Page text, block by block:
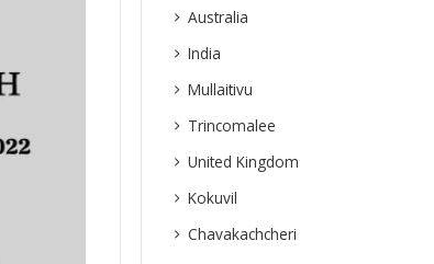
Australia
India
Mullaitivu
Trincomalee
United Kingdom
Kokuvil
Chavakachcheri